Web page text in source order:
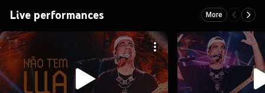
Live performances More